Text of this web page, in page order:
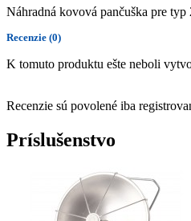
Náhradná kovová pančuška pre
Recenzie (0)
K tomuto produktu ešte neboli
Recenzie sú povolené iba
Príslušenstvo